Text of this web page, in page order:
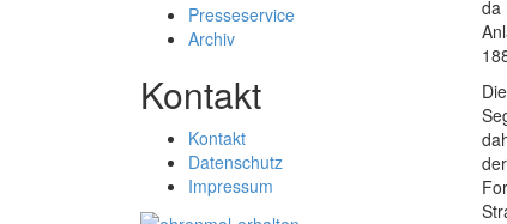
Presseservice
Archiv
Kontakt
Kontakt
Datenschutz
Impressum
da